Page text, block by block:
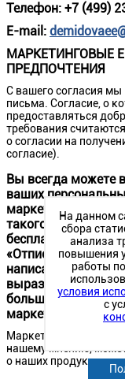
Телефон: +7 (499)
E-mail:
МАРКЕТИНГОВЫЕ
ПРЕДПОЧТЕНИЯ
С вашего согласия
письма. Согласие, о
предоставляться
требования
о согласии на
согласие).
Вы всегда можете
ваших
маркетинга без
такого
бесплатно. Вы
«Отписаться» в
написав нам по
выразите своё
больше не будут
маркетинга.
Маркетинговые
нашему мнению,
о наших продуктах и
На данном
сбора
анализа
повышения
работы
условия
с